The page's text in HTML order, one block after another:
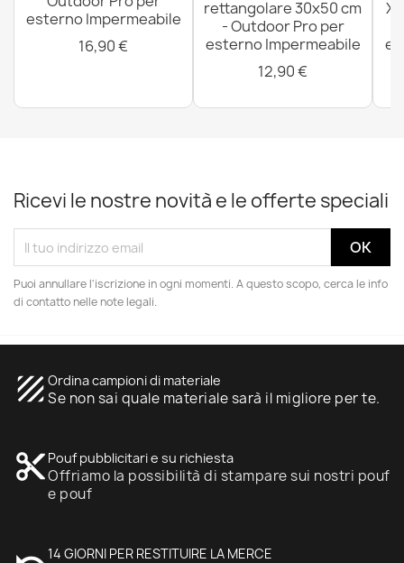
esterno Impermeabile
16,90 €
rettangolare 30x50 cm
- Outdoor Pro per
esterno Impermeabile
12,90 €
Ricevi le nostre novità e le offerte speciali
Puoi annullare l'iscrizione in ogni momenti. A questo scopo, cerca le info
di contatto nelle note legali.
texture Ordina campioni di materiale
Se non sai quale materiale sarà il migliore per te.
content_cut Pouf pubblicitari e su richiesta
Offriamo la possibilità di stampare sui nostri pouf
e pouf
14 GIORNI PER RESTITUIRE LA MERCE